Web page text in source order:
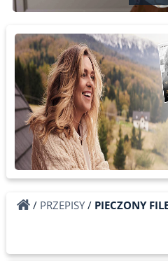
/ PRZEPISY/ PIECZONY